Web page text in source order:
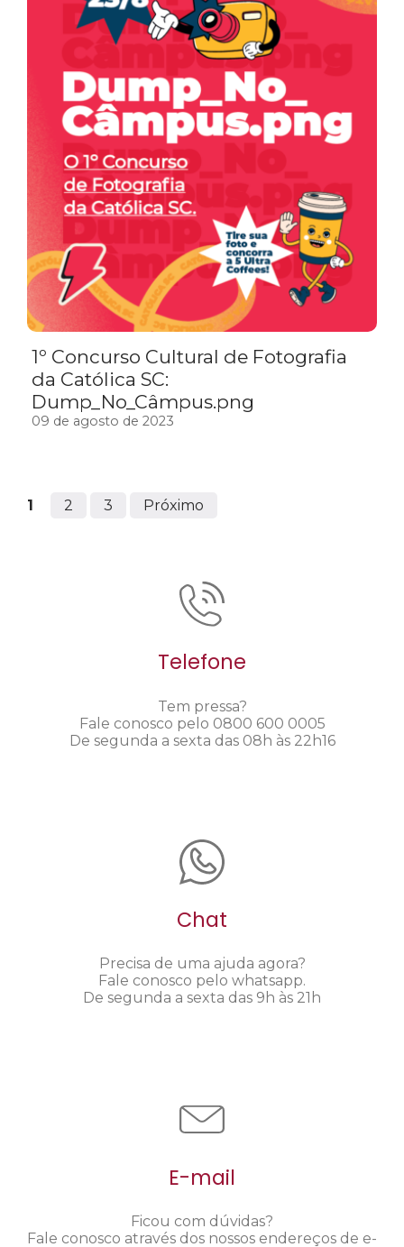
1º Concurso Cultural de Fotografia
da Católica SC:
Dump_No_Câmpus.png
09 de agosto de 2023
1 2 3 Próximo
Telefone
Tem pressa?
Fale conosco pelo 0800 600 0005
De segunda a sexta das 08h às 22h16
Chat
Precisa de uma ajuda agora?
Fale conosco pelo whatsapp.
De segunda a sexta das 9h às 21h
E-mail
Ficou com dúvidas?
Fale conosco através dos nossos endereços de e-